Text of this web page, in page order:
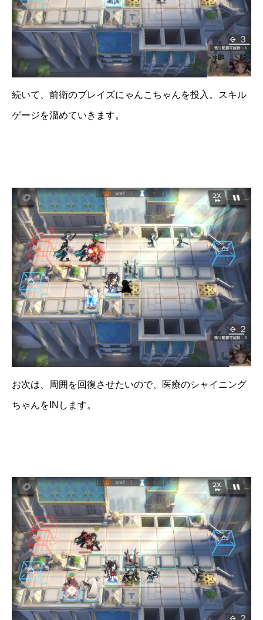
続いて、前衛のブレイズにゃんこちゃんを投入。スキル
ゲージを溜めていきます。
お次は、周囲を回復させたいので、医療のシャイニング
ちゃんをINします。